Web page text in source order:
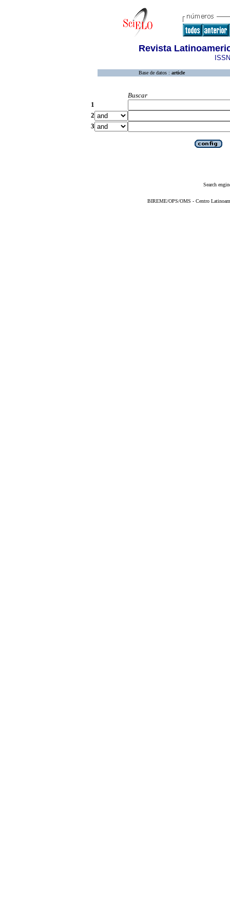
Revista
Base de datos : article
Buscar
1
2
3
Search
BIREME/OPS/OMS - Centro